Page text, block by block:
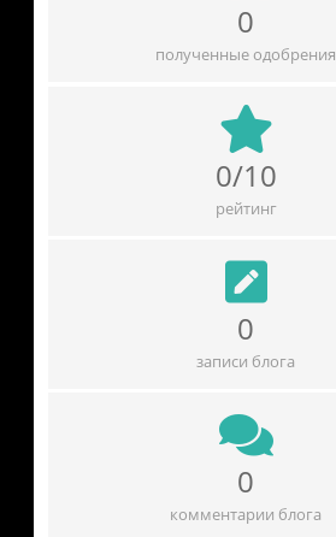
0
полученные одобрения
0/10
рейтинг
0
записи блога
0
комментарии блога